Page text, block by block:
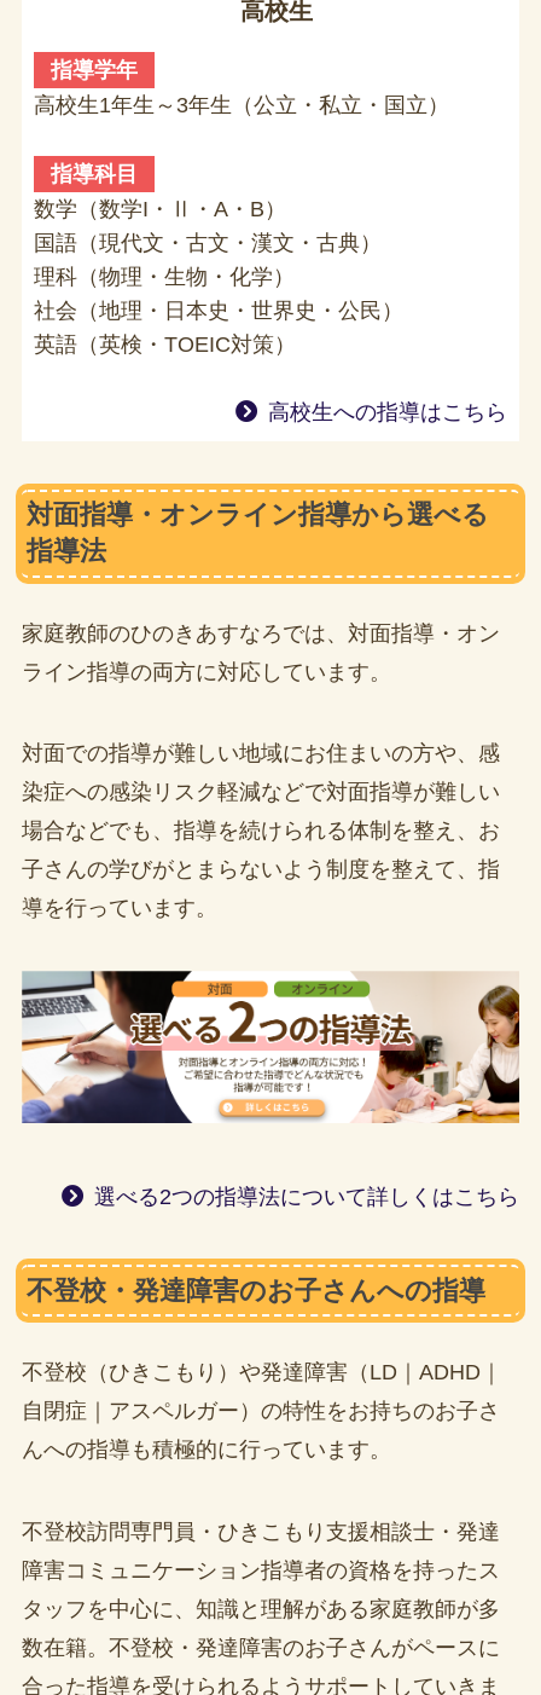
高校生
指導学年
高校生1年生～3年生（公立・私立・国立）
指導科目
数学（数学I・Ⅱ・A・B）
国語（現代文・古文・漢文・古典）
理科（物理・生物・化学）
社会（地理・日本史・世界史・公民）
英語（英検・TOEIC対策）
高校生への指導はこちら
対面指導・オンライン指導から選べる
指導法
家庭教師のひのきあすなろでは、対面指導・オン
ライン指導の両方に対応しています。
対面での指導が難しい地域にお住まいの方や、感
染症への感染リスク軽減などで対面指導が難しい
場合などでも、指導を続けられる体制を整え、お
子さんの学びがとまらないよう制度を整えて、指
導を行っています。
選べる2つの指導法について詳しくはこちら
不登校・発達障害のお子さんへの指導
不登校（ひきこもり）や発達障害（LD｜ADHD｜
自閉症｜アスペルガー）の特性をお持ちのお子さ
んへの指導も積極的に行っています。
不登校訪問専門員・ひきこもり支援相談士・発達
障害コミュニケーション指導者の資格を持ったス
タッフを中心に、知識と理解がある家庭教師が多
数在籍。不登校・発達障害のお子さんがペースに
合った指導を受けられるようサポートしていきま